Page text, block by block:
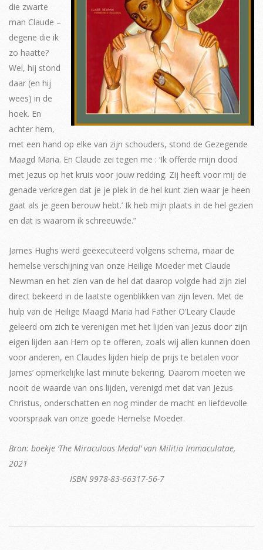
die zwarte
man Claude –
degene die ik
zo haatte?
Wel, hij stond
daar (en hij
wees) in de
hoek. En
achter hem,
met een hand op elke van zijn schouders, stond de Gezegende
Maagd Maria. En Claude zei tegen me : ‘Ik offerde mijn dood
met Jezus op het kruis voor jouw redding. Zij heeft voor mij de
genade verkregen dat je je plek in de hel kunt zien waar je heen
gaat als je geen berouw hebt.’ Ik heb mijn plaats in de hel gezien
en dat is waarom ik schreeuwde.”
James Hughs werd geëxecuteerd volgens schema, maar de
hemelse verschijning van onze Heilige Moeder met Claude
Newman en het zien van de hel dat daarop volgde had zijn ziel
direct bekeerd in de laatste ogenblikken van zijn leven. Met de
hulp van de Heilige Maagd Maria had Father O’Leary Claude
geleerd om zich te verenigen met het lijden van Jezus door zijn
eigen lijden aan Hem op te offeren, zoals wij allen kunnen doen
voor anderen, en Claudes lijden hielp de prijs te betalen voor
James’ opmerkelijke last minute bekering. Daarom moeten we
nooit de waarde van ons lijden, verenigd met dat van Jezus
Christus, onderschatten en nog minder de macht en liefdevolle
voorspraak van onze goede Hemelse Moeder.
Bron: boekje ‘The Miraculous Medal’ van Militia Immaculatae,
2021
ISBN 9978-83-66317-56-7